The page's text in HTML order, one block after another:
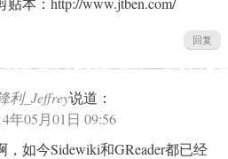
回复
利_Jeffrey说道：
年05月01日 09:56
，如今Sidewiki和GReader都已经